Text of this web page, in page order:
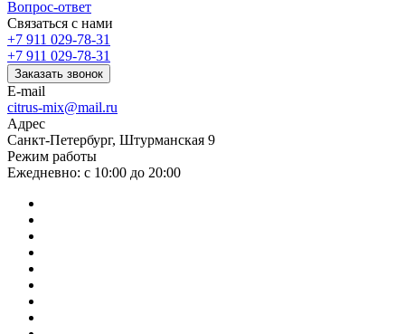
Вопрос-ответ
Связаться с нами
+7 911 029-78-31
+7 911 029-78-31
Заказать звонок
E-mail
citrus-mix@mail.ru
Адрес
Санкт-Петербург, Штурманская 9
Режим работы
Ежедневно: с 10:00 до 20:00